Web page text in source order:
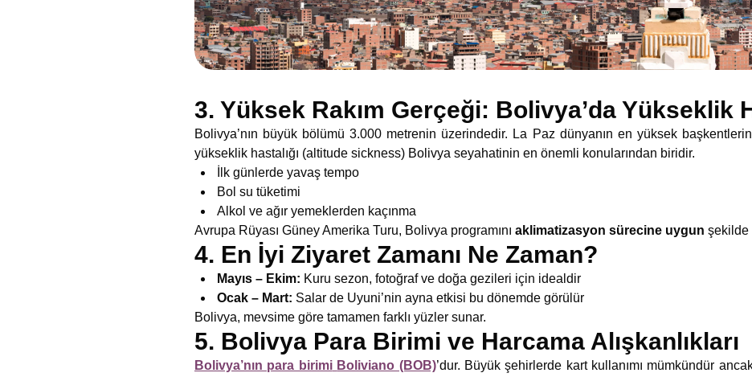
3. Yüksek Rakım Gerçeği: Bolivya’da Yükseklik
Bolivya’nın büyük bölümü 3.000 metrenin üzerindedir. La Paz dünyanın en yüksek
yükseklik hastalığı (altitude sickness) Bolivya seyahatinin en önemli konularından biridir.
İlk günlerde yavaş tempo
Bol su tüketimi
Alkol ve ağır yemeklerden kaçınma
Avrupa Rüyası Güney Amerika Turu, Bolivya programını aklimatizasyon sürecine uygun şekilde
4. En İyi Ziyaret Zamanı Ne Zaman?
Mayıs – Ekim: Kuru sezon, fotoğraf ve doğa gezileri için idealdir
Ocak – Mart: Salar de Uyuni’nin ayna etkisi bu dönemde görülür
Bolivya, mevsime göre tamamen farklı yüzler sunar.
5. Bolivya Para Birimi ve Harcama Alışkanlıkları
Bolivya’nın para birimi Boliviano (BOB)’dur. Büyük şehirlerde kart kullanımı mümkündür